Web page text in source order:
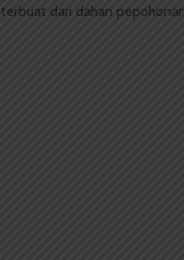
terbuat dari dahan